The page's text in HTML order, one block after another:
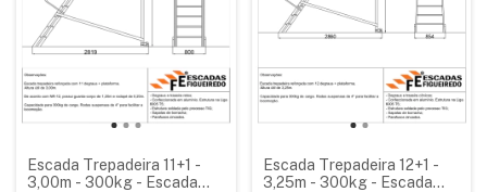
Escada Trepadeira 11+1 -
3,00m - 300kg - Escada
Escada Trepadeira 12+1 -
3,25m - 300kg - Escada